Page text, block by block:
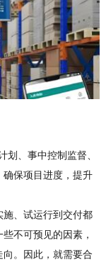
划、事中控制监督、
保项目进度，提升
、试运行到交付都
不可预见的因素，
。因此，就需要合